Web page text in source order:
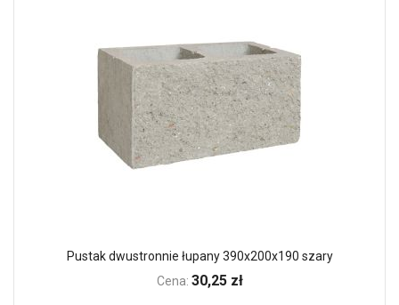
Pustak dwustronnie łupany 390x200x190 szary
Cena: 30,25 zł